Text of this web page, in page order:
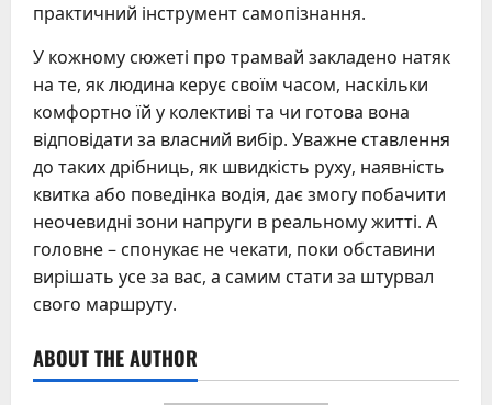
практичний інструмент самопізнання.
У кожному сюжеті про трамвай закладено натяк
на те, як людина керує своїм часом, наскільки
комфортно їй у колективі та чи готова вона
відповідати за власний вибір. Уважне ставлення
до таких дрібниць, як швидкість руху, наявність
квитка або поведінка водія, дає змогу побачити
неочевидні зони напруги в реальному житті. А
головне – спонукає не чекати, поки обставини
вирішать усе за вас, а самим стати за штурвал
свого маршруту.
ABOUT THE AUTHOR